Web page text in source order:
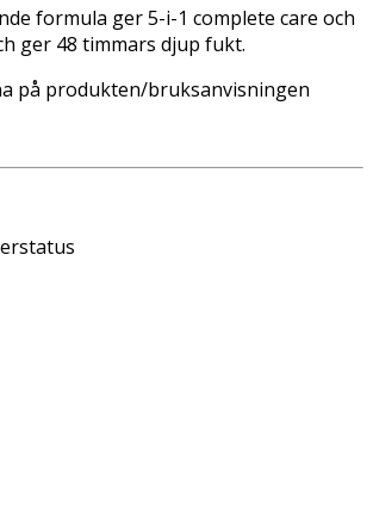
formula ger 5-i-1 complete care och
ger 48 timmars djup fukt.
på produkten/bruksanvisningen